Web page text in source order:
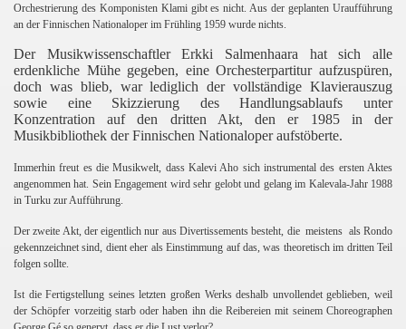
Orchestrierung des Komponisten Klami gibt es nicht. Aus der geplanten Uraufführung
an der Finnischen Nationaloper im Frühling 1959 wurde nichts.
Der Musikwissenschaftler Erkki Salmenhaara hat sich alle
erdenkliche Mühe gegeben, eine Orchesterpartitur aufzuspüren,
doch was blieb, war lediglich der vollständige Klavierauszug
sowie eine Skizzierung des Handlungsablaufs unter
Konzentration auf den dritten Akt, den er 1985 in der
Musikbibliothek der Finnischen Nationaloper aufstöberte.
Immerhin freut es die Musikwelt, dass Kalevi Aho sich instrumental des ersten Aktes
angenommen hat. Sein Engagement wird sehr gelobt und gelang im Kalevala-Jahr 1988
in Turku zur Aufführung.
Der zweite Akt, der eigentlich nur aus Divertissements besteht, die meistens als Rondo
gekennzeichnet sind, dient eher als Einstimmung auf das, was theoretisch im dritten Teil
folgen sollte.
Ist die Fertigstellung seines letzten großen Werks deshalb unvollendet geblieben, weil
der Schöpfer vorzeitig starb oder haben ihn die Reibereien mit seinem Choreographen